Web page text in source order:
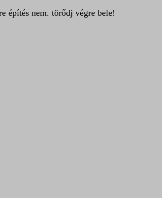
építés nem. törődj végre bele!